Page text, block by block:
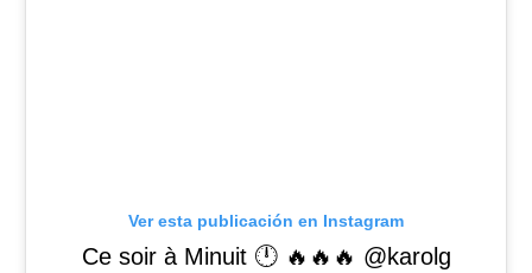
Ver esta publicación en Instagram
Ce soir à Minuit 🕛 🔥🔥🔥 @karolg